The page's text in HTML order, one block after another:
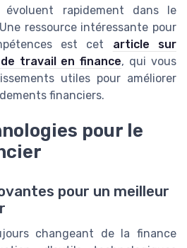
évoluent rapidement dans le
ressource intéressante pour
est cet article sur
travail en finance, qui vous
utiles pour améliorer
financiers.
pour le
pour un meilleur
changeant de la finance